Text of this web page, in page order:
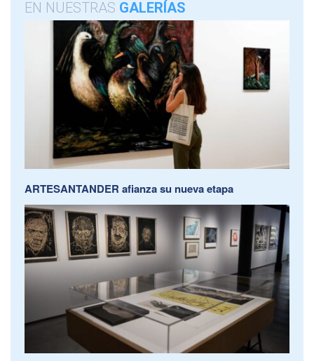
EN NUESTRAS GALERÍAS
ARTESANTANDER afianza su nueva etapa